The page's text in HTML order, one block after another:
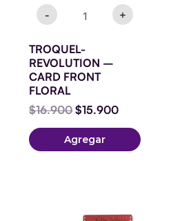
- +
TROQUEL-
REVOLUTION –
CARD FRONT
FLORAL
$16.900 $15.900
Agregar